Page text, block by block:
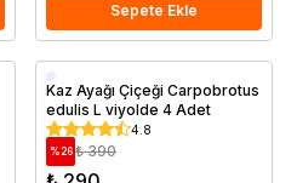
Sepete Ekle
Saksıda
Kaz Ayağı Çiçeği Carpobrotus
edulis L viyolde 4 Adet
4.8
%26 ₺ 390